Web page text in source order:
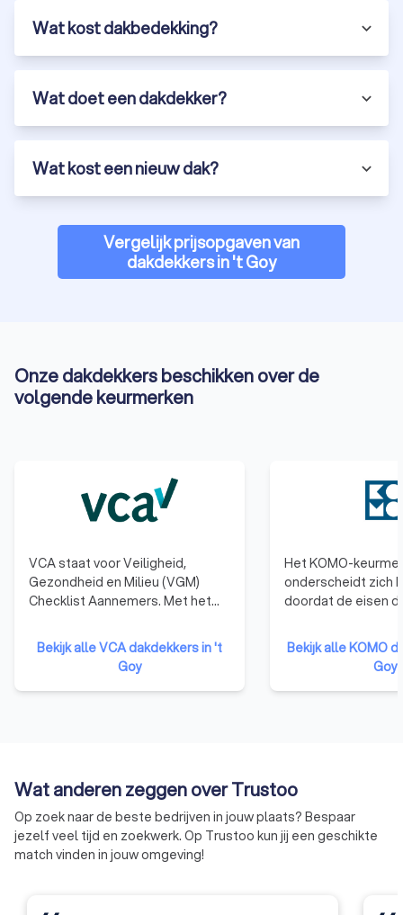
Wat kost dakbedekking?
Wat doet een dakdekker?
Wat kost een nieuw dak?
Vergelijk prijsopgaven van
dakdekkers in 't Goy
Onze dakdekkers beschikken over de
volgende keurmerken
VCA staat voor Veiligheid,
Gezondheid en Milieu (VGM)
Checklist Aannemers. Met het
laten bedrijven zien dat ze kennis
en ervaring hebben op het
gebied van veilig en gezond
werken en dat het deskundige en
Bekijk alle VCA dakdekkers in 't
Goy
Het KOMO-
onderscheidt zich
doordat de eisen
vastgesteld. En
op plaatsvindt door
onafhankelijke
steeds opnieuw
Bekijk alle KOMO
Goy
Wat anderen zeggen over Trustoo
Op zoek naar de beste bedrijven in jouw plaats? Bespaar
jezelf veel tijd en zoekwerk. Op Trustoo kun jij een geschikte
match vinden in jouw omgeving!